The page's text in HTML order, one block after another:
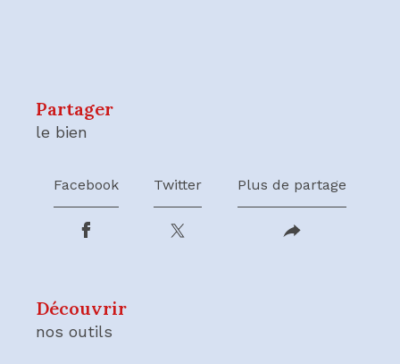
partager
le bien
Facebook Twitter Plus de partage
découvrir
nos outils